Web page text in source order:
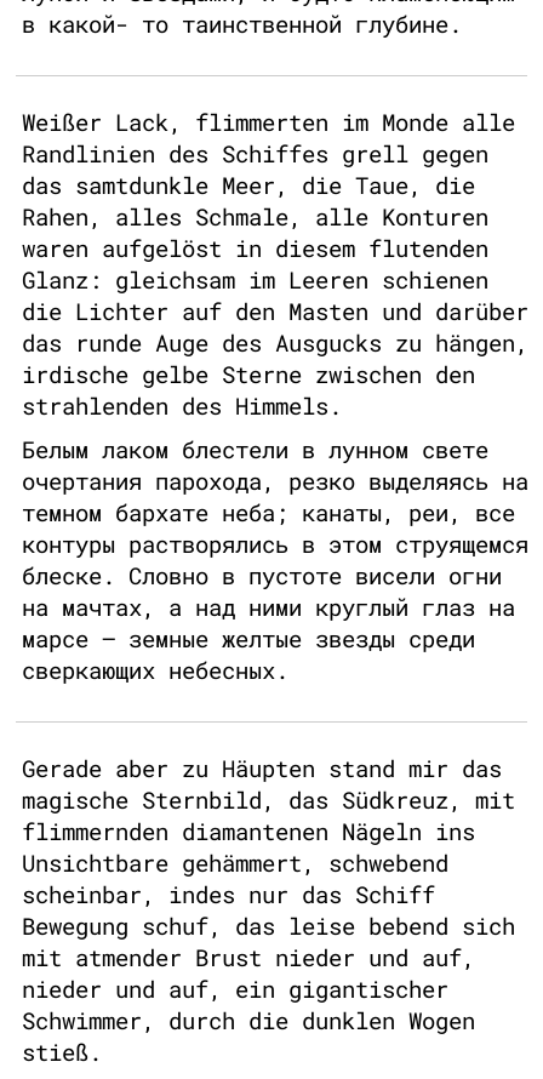
в какой- то таинственной глубине.
Weißer Lack, flimmerten im Monde alle
Randlinien des Schiffes grell gegen
das samtdunkle Meer, die Taue, die
Rahen, alles Schmale, alle Konturen
waren aufgelöst in diesem flutenden
Glanz: gleichsam im Leeren schienen
die Lichter auf den Masten und darüber
das runde Auge des Ausgucks zu hängen,
irdische gelbe Sterne zwischen den
strahlenden des Himmels.
Белым лаком блестели в лунном свете
очертания парохода, резко выделяясь на
темном бархате неба; канаты, реи, все
контуры растворялись в этом струящемся
блеске. Словно в пустоте висели огни
на мачтах, а над ними круглый глаз на
марсе — земные желтые звезды среди
сверкающих небесных.
Gerade aber zu Häupten stand mir das
magische Sternbild, das Südkreuz, mit
flimmernden diamantenen Nägeln ins
Unsichtbare gehämmert, schwebend
scheinbar, indes nur das Schiff
Bewegung schuf, das leise bebend sich
mit atmender Brust nieder und auf,
nieder und auf, ein gigantischer
Schwimmer, durch die dunklen Wogen
stieß.